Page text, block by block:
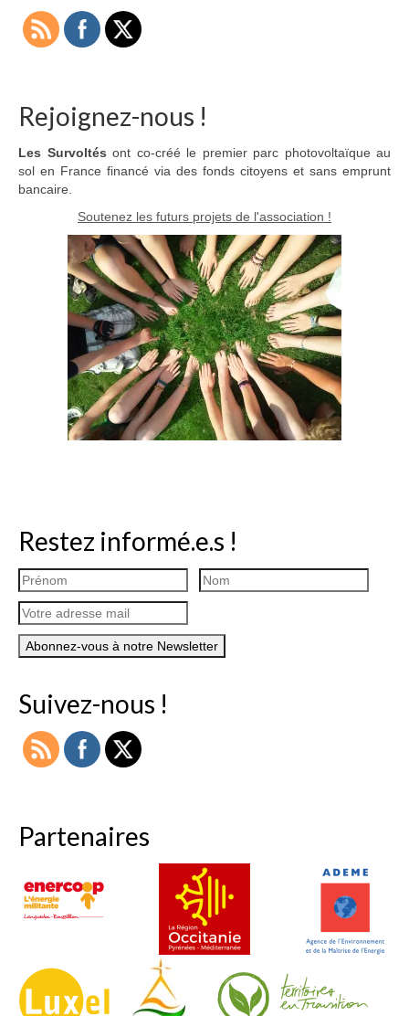
Rejoignez-nous !
Les Survoltés ont co-créé le premier parc photovoltaïque au
sol en France financé via des fonds citoyens et sans emprunt
bancaire.
Soutenez les futurs projets de l'association !
Restez informé.e.s !
Suivez-nous !
Partenaires